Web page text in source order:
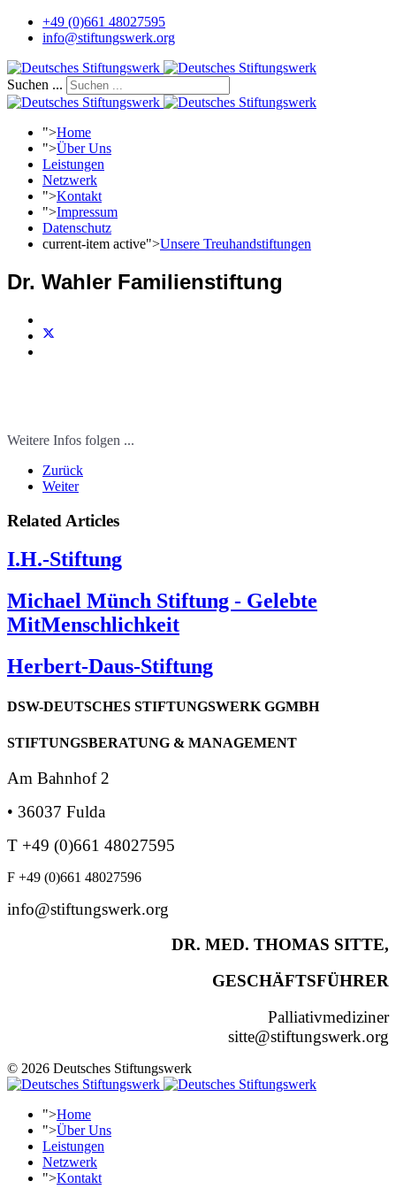
+49 (0)661 48027595
info@stiftungswerk.org
Suchen ...
">Home
">Über Uns
Leistungen
Netzwerk
">Kontakt
">Impressum
Datenschutz
current-item active">Unsere Treuhandstiftungen
Dr. Wahler Familienstiftung
Weitere Infos folgen ...
Zurück
Weiter
Related Articles
I.H.-Stiftung
Michael Münch Stiftung - Gelebte
MitMenschlichkeit
Herbert-Daus-Stiftung
DSW-DEUTSCHES STIFTUNGSWERK GGMBH
STIFTUNGSBERATUNG & MANAGEMENT
Am Bahnhof 2
• 36037 Fulda
T +49 (0)661 48027595
F +49 (0)661 48027596
info@stiftungswerk.org
DR. MED. THOMAS SITTE,
GESCHÄFTSFÜHRER
Palliativmediziner
sitte@stiftungswerk.org
© 2026 Deutsches Stiftungswerk
">Home
">Über Uns
Leistungen
Netzwerk
">Kontakt